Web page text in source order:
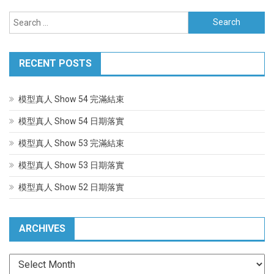
navigation
Search
for:
RECENT POSTS
模型真人 Show 54 完滿結束
模型真人 Show 54 日期落實
模型真人 Show 53 完滿結束
模型真人 Show 53 日期落實
模型真人 Show 52 日期落實
ARCHIVES
Archives